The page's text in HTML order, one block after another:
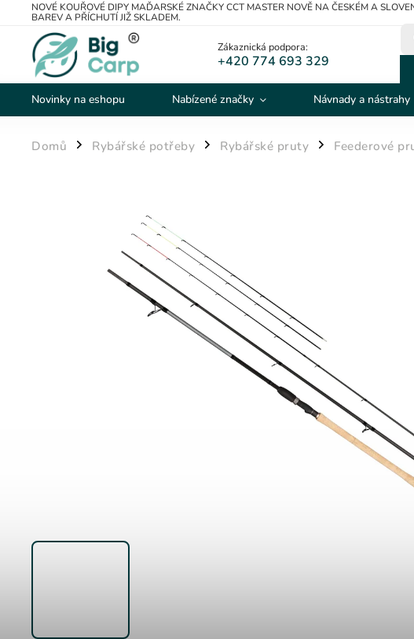
NOVÉ KOUŘOVÉ DIPY MAĎARSKÉ ZNAČKY CCT MASTER NOVĚ NA ČESKÉM A
BAREV A PŘÍCHUTÍ JIŽ SKLADEM.
Zákaznická podpora:
+420 774 693 329
Novinky na eshopu Nabízené značky Návnady a nástrahy
Domů / Rybářské potřeby / Rybářské pruty / Feederové